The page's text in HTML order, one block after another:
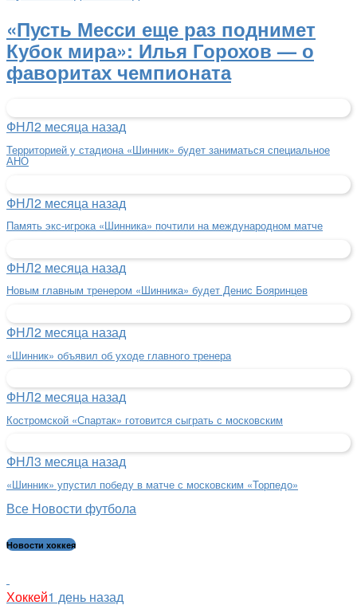
«Пусть Месси еще раз поднимет
Кубок мира»: Илья Горохов — о
фаворитах чемпионата
ФНЛ2 месяца назад
Территорией у стадиона «Шинник» будет заниматься специальное
АНО
ФНЛ2 месяца назад
Память экс-игрока «Шинника» почтили на международном матче
ФНЛ2 месяца назад
Новым главным тренером «Шинника» будет Денис Бояринцев
ФНЛ2 месяца назад
«Шинник» объявил об уходе главного тренера
ФНЛ2 месяца назад
Костромской «Спартак» готовится сыграть с московским
ФНЛ3 месяца назад
«Шинник» упустил победу в матче с московским «Торпедо»
Все Новости футбола
Новости хоккея
Хоккей1 день назад